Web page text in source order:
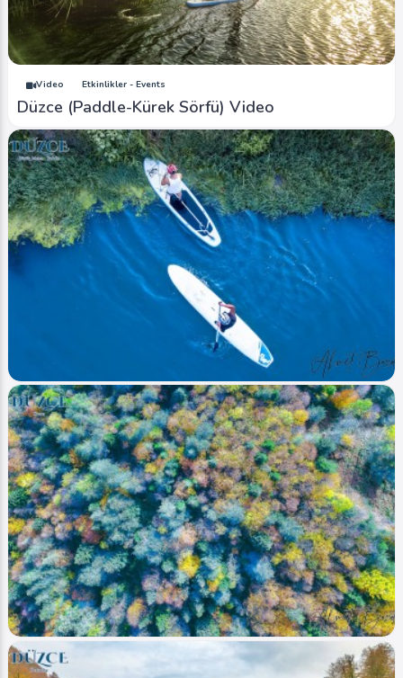
Plateau Winter
Ahmet Bozdemir 0 4299 0
Video Etkinlikler - Events
Düzce (Paddle-Kürek Sörfü) Video
Image Akarsular - Streams
Düzce - (Paddle - Kürek Sörfü)
Ahmet Bozdemir 0 4016 0